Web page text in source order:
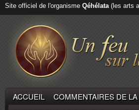
Site officiel de l'organisme Qéhélata(les arts
ACCUEIL COMMENTAIRES DE